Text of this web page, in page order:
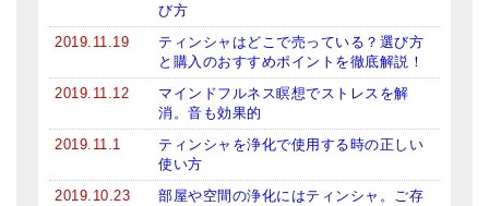
び方
2019.11.19
ティンシャはどこで売っている？選び方
と購入のおすすめポイントを徹底解説！
2019.11.12
マインドフルネス瞑想でストレスを解
消。音も効果的
2019.11.1
ティンシャを浄化で使用する時の正しい
使い方
2019.10.23
部屋や空間の浄化にはティンシャ。ご存